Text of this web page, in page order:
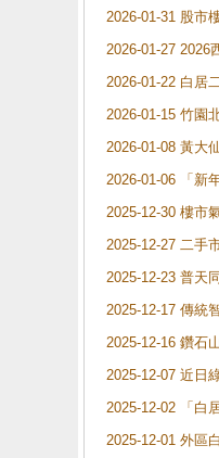
2026-01-31 股市
2026-01-27 2026
2026-01-22 白居
2026-01-15 竹園
2026-01-08 黃大
2026-01-06 「新
2025-12-30 樓市
2025-12-27 二手
2025-12-23 普天
2025-12-17 傳統
2025-12-16 鑽石
2025-12-07 近日
2025-12-02 「白
2025-12-01 外區